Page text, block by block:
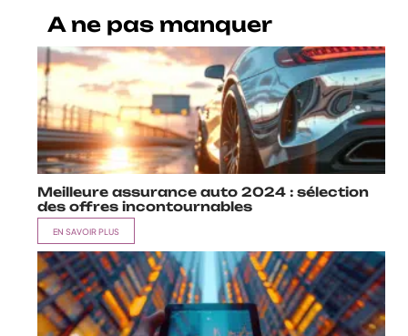
A ne pas manquer
Meilleure assurance auto 2024 : sélection
des offres incontournables
EN SAVOIR PLUS